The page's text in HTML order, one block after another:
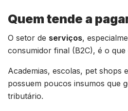
Quem tende a
O setor de serviços,
consumidor final (B2C), é o que
Academias, escolas, pet shops
possuem poucos insumos que
tributário.